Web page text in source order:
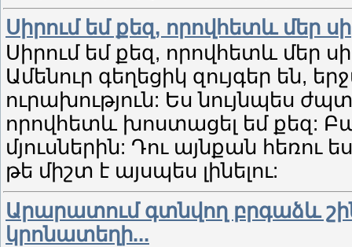
Սիրում եմ քեզ, որովհետև մեր
Սիրում եմ քեզ, որովհետև մեր
Ամենուր գեղեցիկ զույգեր են,
ուրախություն: Ես նույնպես
որովհետև խոստացել եմ քեզ:
մյուսներին: Դու այնքան հեռու
թե միշտ է այսպես լինելու:
Արարատում գտնվող բրգաձև
կրոնատեղի...